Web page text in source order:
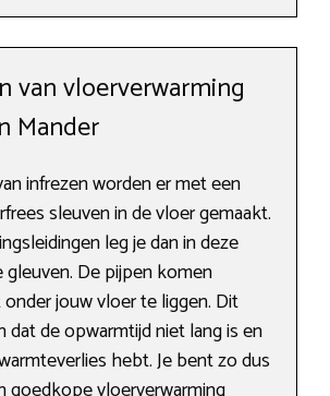
van vloerverwarming
Mander
infrezen worden er met een
sleuven in de vloer gemaakt.
leg je dan in deze
gleuven. De pijpen komen
jouw vloer te liggen. Dit
dat de opwarmtijd niet lang is en
hebt. Je bent zo dus